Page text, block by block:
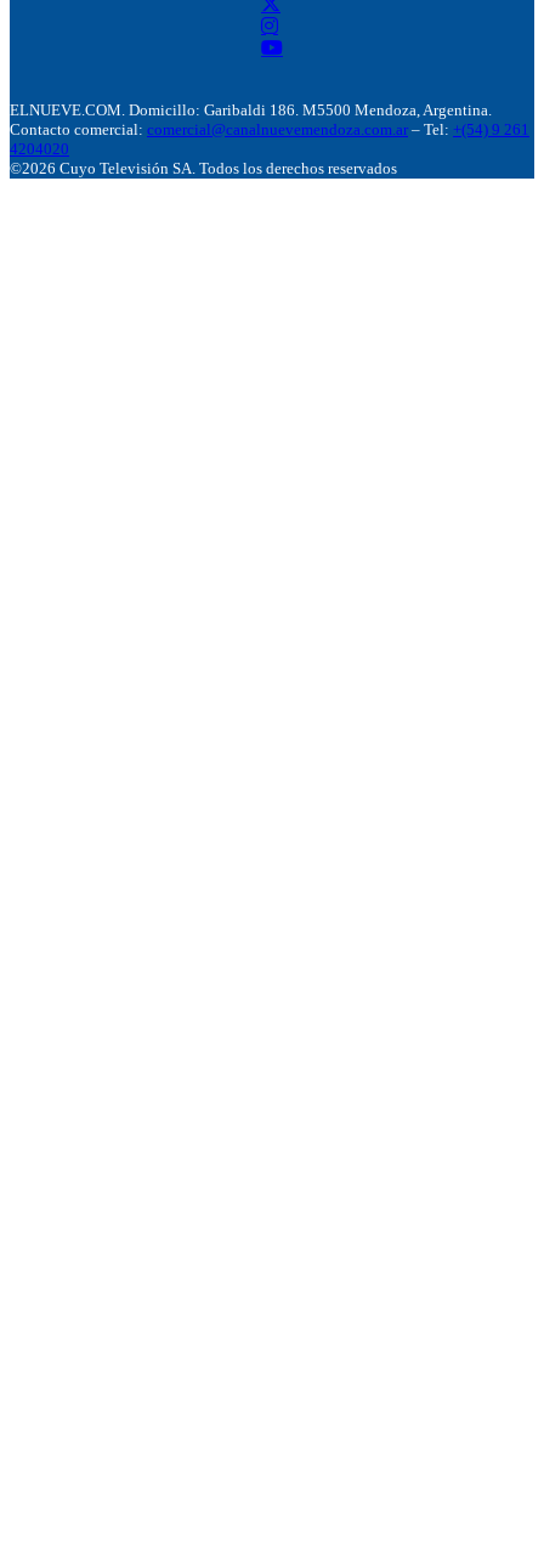
ELNUEVE.COM. Domicillo: Garibaldi 186. M5500 Mendoza, Argentina.
Contacto comercial: comercial@canalnuevemendoza.com.ar – Tel: +(54) 9 261
4204020
©2026 Cuyo Televisión SA. Todos los derechos reservados